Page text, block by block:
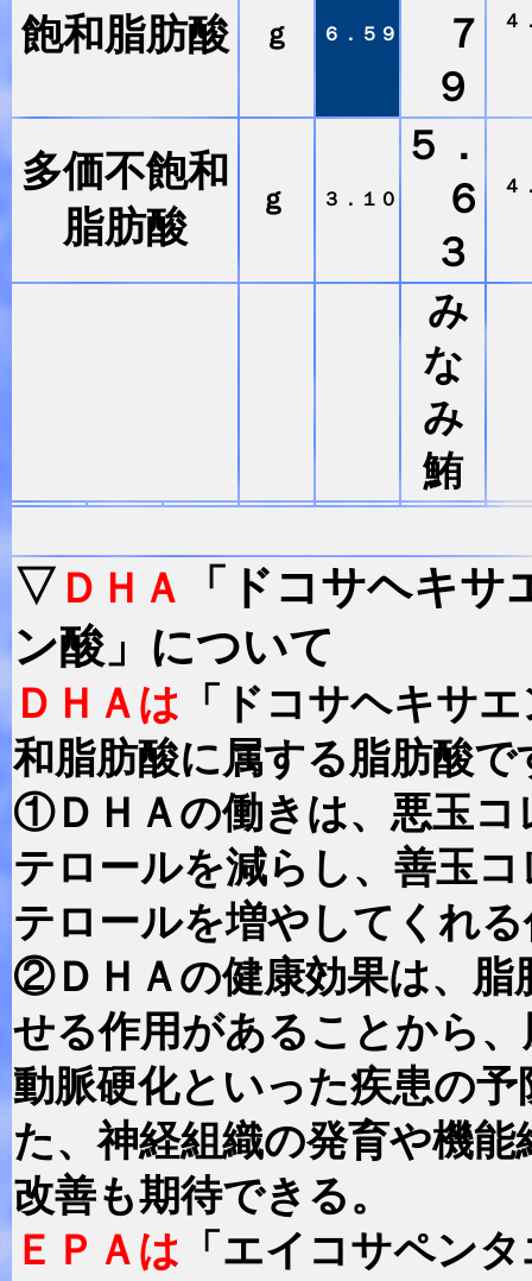
飽和脂肪酸 ｇ ６．５９
７
９
４
多価不飽和
脂肪酸
ｇ ３．１０
５．
６
３
４
み
な
み
鮪
▽ ＤＨＡ
「ドコサヘキサ
ン酸」について
ＤＨＡは 「ドコサヘキサ
和脂肪酸に属する脂肪酸で
①ＤＨＡの働きは、悪玉コ
テロールを減らし、善玉
テロールを増やしてくれ
②ＤＨＡの健康効果は、脂
せる作用があることから
動脈硬化といった疾患の
た、神経組織の発育や機
改善も期待できる。
ＥＰＡは 「エイコサペン